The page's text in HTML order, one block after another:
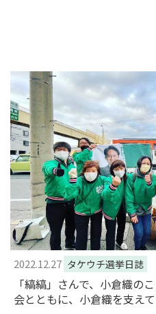
2022.12.27 タケウチ選挙日誌
「縞縞」さんで、小倉織の
会とともに、小倉織を支えて